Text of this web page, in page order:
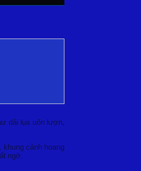
dải lụa uốn lượn,
cảnh hoang
ngờ.